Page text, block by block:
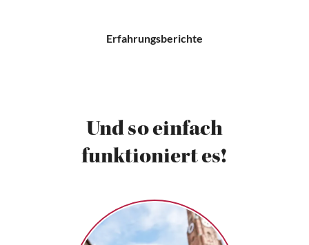
Erfahrungsberichte
Und so einfach
funktioniert es!